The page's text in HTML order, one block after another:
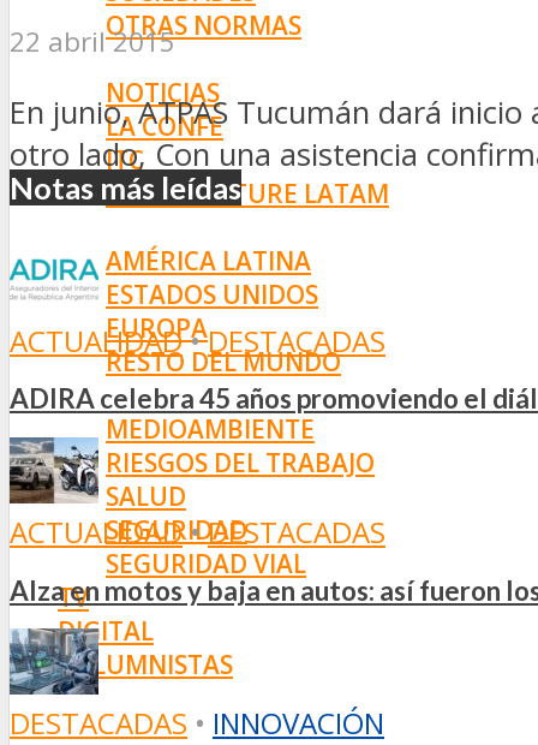
OTRAS NORMAS
INNOVACIÓN
NOTICIAS
LA CONFE
ITC
INESE – FÜTURE LATAM
AMÉRICA LATINA
ESTADOS UNIDOS
EUROPA
RESTO DEL MUNDO
PREVENCIÓN
MEDIOAMBIENTE
RIESGOS DEL TRABAJO
SALUD
SEGURIDAD
SEGURIDAD VIAL
TV
DIGITAL
COLUMNISTAS
ESTADÍSTICAS
22 abril 2015
En junio, ATPAS Tucumán dará
otro lado, Con una asistencia
Notas más leídas
ACTUALIDAD• DESTACADAS
ADIRA celebra 45 años promoviendo el
ACTUALIDAD•DESTACADAS
Alza en motos y baja en autos: así fueron
DESTACADAS • INNOVACIÓN